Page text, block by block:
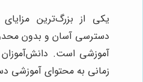
یکی از بزرگ‌ترین مزایای
دسترسی آسان و بدون
آموزشی است.
زمانی به محتوای آموزشی